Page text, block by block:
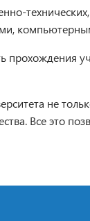
прохождения
не
Все это